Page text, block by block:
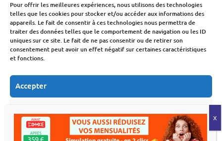
Pour offrir les meilleures expériences, nous utilisons des technologies
telles que les cookies pour stocker et/ou accéder aux informations des
appareils. Le fait de consentir à ces technologies nous permettra de
traiter des données telles que le comportement de navigation ou les ID
uniques sur ce site. Le fait de ne pas consentir ou de retirer son
consentement peut avoir un effet négatif sur certaines caractéristiques
et fonctions.
Accepter
Voir les préférences
Budget Crédit
Besoin de trésorerie :
comment transformer
liquidités
Fabien Monvoisin
Budget
Rentrée scolaire 2026 :
peine à boucler le
budget